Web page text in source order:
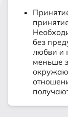
без
любви и
меньше